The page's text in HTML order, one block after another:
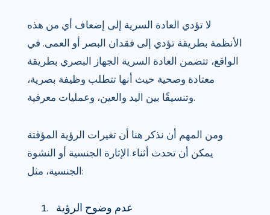
لا تؤدي العادة السرية إلى إضعاف أي من هذه
الأنظمة بطريقة تؤدي إلى فقدان البصر أو العمى. في
الواقع، تتضمن العادة السرية الجهاز البصري بطريقة
معتادة وصحية حيث أنها تتطلب وظيفة بصرية،
وتنسيقًا بين اليد والعين، وعمليات معرفية.
ومن المهم أن نذكر هنا أن تغيرات الرؤية المؤقتة
يمكن أن تحدث أثناء الإثارة الجنسية أو النشوة
الجنسية، مثل:
عدم وضوح الرؤية